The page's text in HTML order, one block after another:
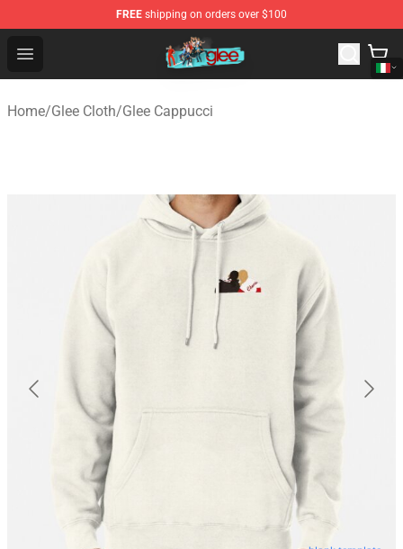
FREE shipping on orders over $100
Open menu
Glee Store - Official Glee Merchandise Shop
Home/Glee Cloth/Glee Cappucci